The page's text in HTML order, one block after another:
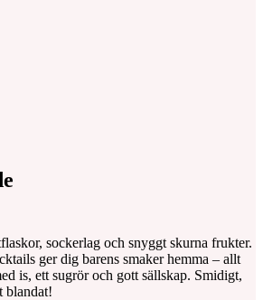
sockerlag och snyggt skurna frukter.
ger dig barens smaker hemma – allt
is, ett sugrör och gott sällskap. Smidigt,
blandat!